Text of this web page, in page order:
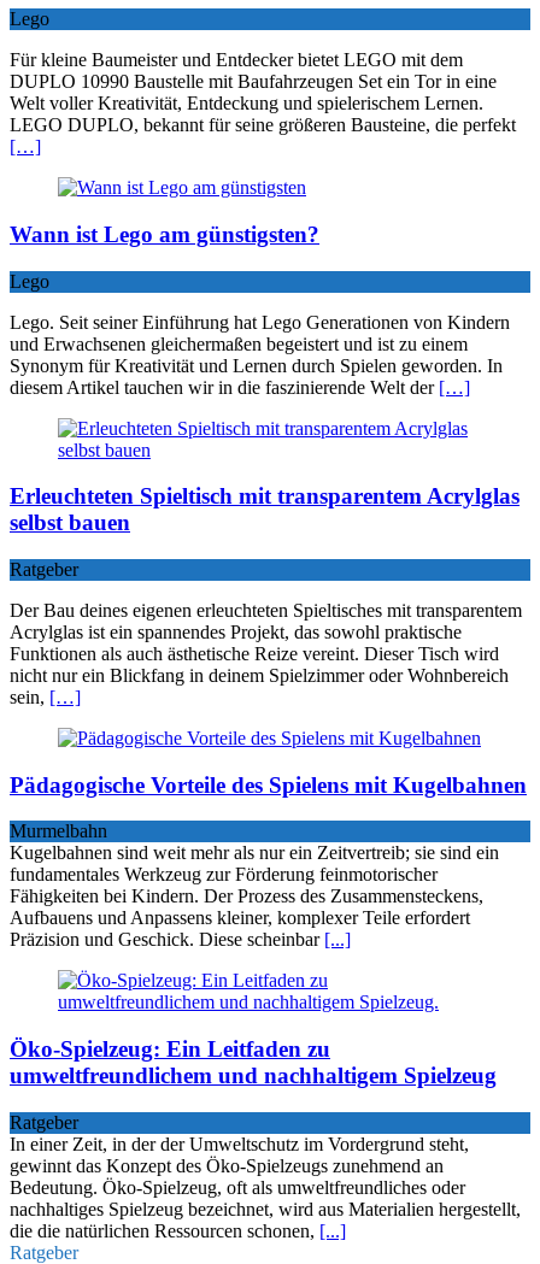
Lego
Für kleine Baumeister und Entdecker bietet LEGO mit dem
DUPLO 10990 Baustelle mit Baufahrzeugen Set ein Tor in eine
Welt voller Kreativität, Entdeckung und spielerischem Lernen.
LEGO DUPLO, bekannt für seine größeren Bausteine, die perfekt
[…]
Wann ist Lego am günstigsten?
Lego
Lego. Seit seiner Einführung hat Lego Generationen von Kindern
und Erwachsenen gleichermaßen begeistert und ist zu einem
Synonym für Kreativität und Lernen durch Spielen geworden. In
diesem Artikel tauchen wir in die faszinierende Welt der […]
Erleuchteten Spieltisch mit transparentem Acrylglas
selbst bauen
Ratgeber
Der Bau deines eigenen erleuchteten Spieltisches mit transparentem
Acrylglas ist ein spannendes Projekt, das sowohl praktische
Funktionen als auch ästhetische Reize vereint. Dieser Tisch wird
nicht nur ein Blickfang in deinem Spielzimmer oder Wohnbereich
sein, […]
Pädagogische Vorteile des Spielens mit Kugelbahnen
Murmelbahn
Kugelbahnen sind weit mehr als nur ein Zeitvertreib; sie sind ein
fundamentales Werkzeug zur Förderung feinmotorischer
Fähigkeiten bei Kindern. Der Prozess des Zusammensteckens,
Aufbauens und Anpassens kleiner, komplexer Teile erfordert
Präzision und Geschick. Diese scheinbar [...]
Öko-Spielzeug: Ein Leitfaden zu
umweltfreundlichem und nachhaltigem Spielzeug
Ratgeber
In einer Zeit, in der der Umweltschutz im Vordergrund steht,
gewinnt das Konzept des Öko-Spielzeugs zunehmend an
Bedeutung. Öko-Spielzeug, oft als umweltfreundliches oder
nachhaltiges Spielzeug bezeichnet, wird aus Materialien hergestellt,
die die natürlichen Ressourcen schonen, [...]
Ratgeber